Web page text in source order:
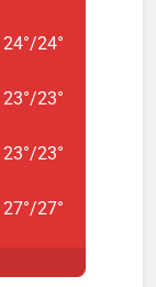
24°/24°
23°/23°
23°/23°
27°/27°